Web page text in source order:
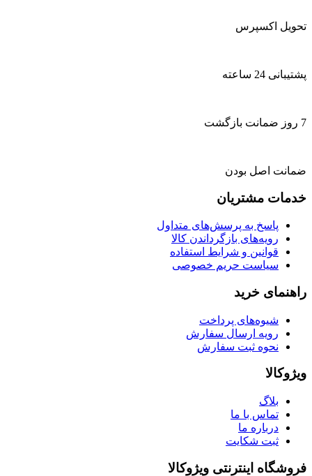
تحویل اکسپرس
پشتیبانی 24 ساعته
7 روز ضمانت بازگشت
ضمانت اصل بودن
خدمات مشتریان
پاسخ به پرسش‌های متداول
رویه‌های بازگرداندن کالا
قوانین و شرایط استفاده
سیاست حریم خصوصی
راهنمای خرید
شیوه‌های پرداخت
رویه ارسال سفارش
نحوه ثبت سفارش
ویژوکالا
بلاگ
تماس با ما
درباره ما
ثبت شکایت
فروشگاه اینترنتی ویژوکالا